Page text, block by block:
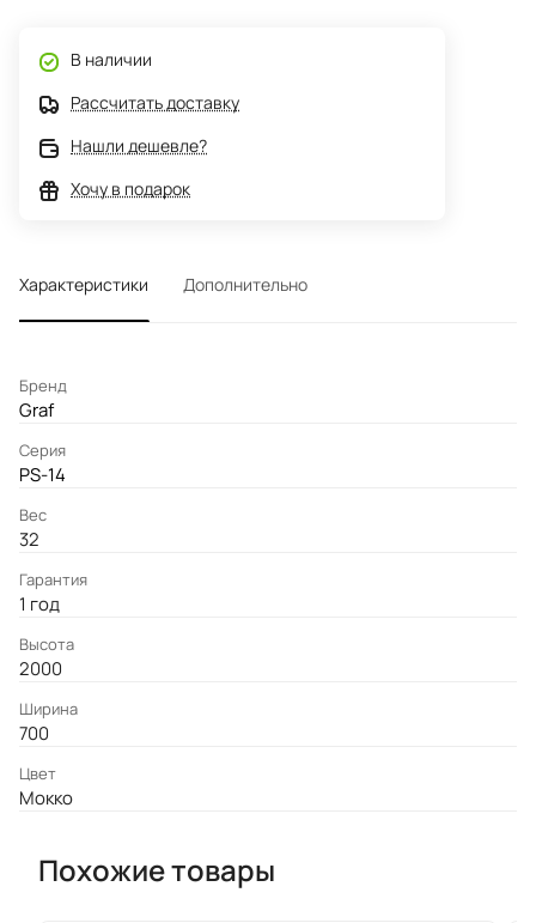
В наличии
Рассчитать доставку
Нашли дешевле?
Хочу в подарок
Характеристики Дополнительно
Бренд
Graf
Серия
PS-14
Вес
32
Гарантия
1 год
Высота
2000
Ширина
700
Цвет
Мокко
Похожие товары